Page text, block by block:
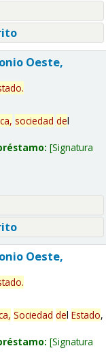
Oeste,
.
sociedad del
Signatura
Oeste,
.
Sociedad del Estado,
Signatura